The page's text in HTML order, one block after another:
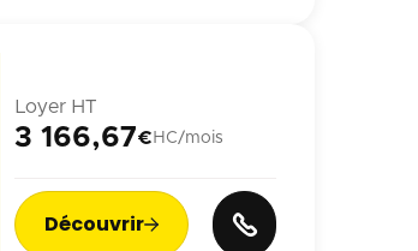
Loyer HT
3 166,67€ HC/mois
Découvrir 